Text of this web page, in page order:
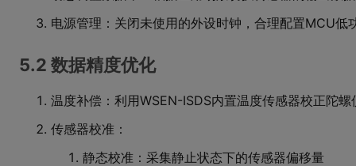
电源管理：关闭未使用的外设时钟，合理配置MCU低
5.2 数据精度优化
温度补偿：利用WSEN-ISDS内置温度传感器校正陀螺
传感器校准：
静态校准：采集静止状态下的传感器偏移量